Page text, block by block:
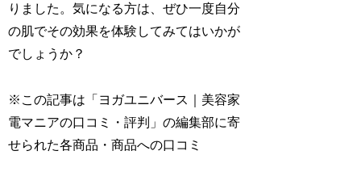
りました。気になる方は、ぜひ一度自分
の肌でその効果を体験してみてはいかが
でしょうか？
※この記事は「ヨガユニバース｜美容家
電マニアの口コミ・評判」の編集部に寄
せられた各商品・商品への口コミ